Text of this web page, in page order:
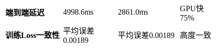
端到端延迟 4998.6ms 2861.0ms
GPU快
75%
训练Loss一致性
平均误差
0.00189
平均误差0.00189 高度一致